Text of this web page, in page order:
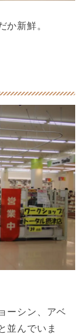
か新鮮。
ーシン、アベ
並んでいま